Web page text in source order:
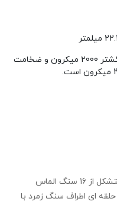
ضخامت رکاب انگشتر 2000 میکرون و ضخامت
انگشتر پایه جواهر هاله ای یا حلقه نور متشکل از 16 سنگ الماس
صورت حلقه ای اطراف سنگ زمرد با